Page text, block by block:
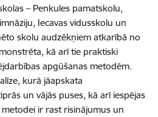
– Penkules pamatskolu,
Iecavas vidusskolu un
skolu audzēkņiem atkarībā no
kā arī tie praktiski
apgūšanas metodēm.
kurā jāapskata
un vājās puses, kā arī iespējas
ir rast risinājumus un